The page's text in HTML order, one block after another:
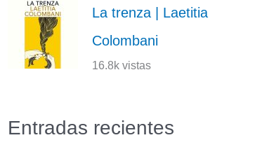
La trenza | Laetitia
Colombani
16.8k vistas
Entradas recientes